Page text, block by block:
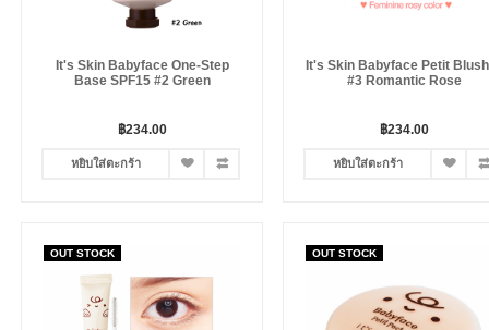
It's Skin Babyface One-Step
Base SPF15 #2 Green
฿234.00
หยิบใส่ตะกร้า
It's Skin Babyface Petit
#3 Romantic Rose
฿234.00
หยิบใส่ตะกร้า
OUT STOCK OUT STOCK